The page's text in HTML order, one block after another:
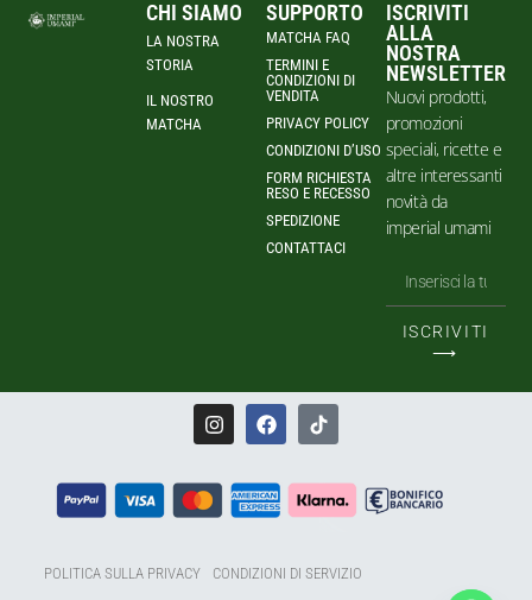
CHI SIAMO
LA NOSTRA
STORIA
IL NOSTRO
MATCHA
SUPPORTO
MATCHA FAQ
TERMINI E
CONDIZIONI DI
VENDITA
PRIVACY POLICY
CONDIZIONI D’USO
FORM RICHIESTA
RESO E RECESSO
SPEDIZIONE
CONTATTACI
ISCRIVITI
ALLA
NOSTRA
NEWSLETTER
Nuovi prodotti,
promozioni
speciali, ricette e
altre interessanti
novità da
imperial umami
ISCRIVITI
⟶
POLITICA SULLA PRIVACY CONDIZIONI DI SERVIZIO